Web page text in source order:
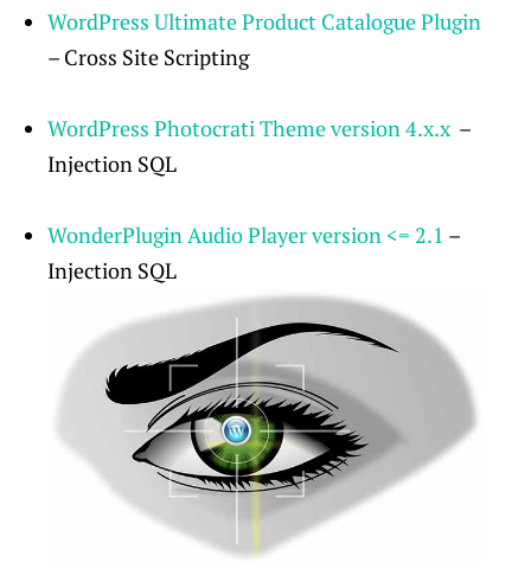
WordPress Ultimate Product Catalogue Plugin
– Cross Site Scripting
WordPress Photocrati Theme version 4.x.x –
Injection SQL
WonderPlugin Audio Player version <= 2.1 –
Injection SQL